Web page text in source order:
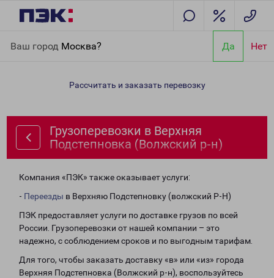
Ваш город Москва? Да Нет
Подстепновка (Волжский р-н)
Рассчитать и заказать перевозку
Грузоперевозки в Верхняя
Подстепновка (Волжский р-н)
Компания «ПЭК» также оказывает услуги:
- Переезды в Верхняю Подстепновку (волжский Р-Н)
ПЭК предоставляет услуги по доставке грузов по всей
России. Грузоперевозки от нашей компании – это
надежно, с соблюдением сроков и по выгодным тарифам.
Для того, чтобы заказать доставку «в» или «из» города
Верхняя Подстепновка (Волжский р-н), воспользуйтесь